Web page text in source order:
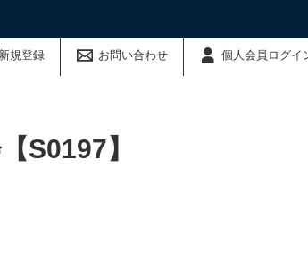
新規登録 お問い合わせ 個人会員ログイ
S0197】